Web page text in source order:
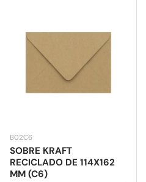
B02C6
SOBRE KRAFT
RECICLADO DE 114X162
MM (C6)